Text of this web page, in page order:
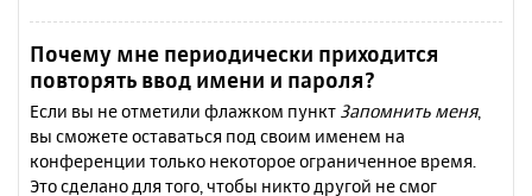
Почему мне периодически приходится
повторять ввод имени и пароля?
Если вы не отметили флажком пункт Запомнить меня,
вы сможете оставаться под своим именем на
конференции только некоторое ограниченное время.
Это сделано для того, чтобы никто другой не смог